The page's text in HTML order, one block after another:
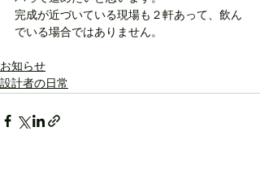
完成が近づいている現場も２軒あって、飲ん
でいる場合ではありません。
お知らせ
設計者の日常